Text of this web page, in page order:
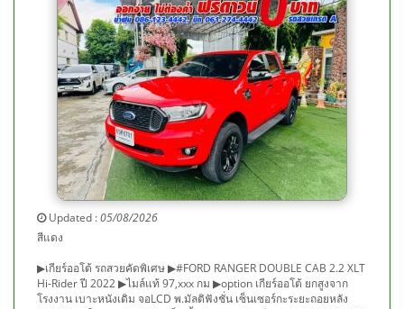
Updated :05/08/2026
สีแดง
▶เกียร์ออโต้ รถสวยคัดพิเศษ ▶#FORD RANGER DOUBLE CAB 2.2 XLT
Hi-Rider ปี 2022 ▶ไมล์แท้ 97,xxx กม ▶option เกียร์ออโต้ ยกสูงจาก
โรงงาน เบาะหนังเดิม จอLCD พ.มัลติฟังชั่น เซ็นเซอร์กะระยะถอยหลัง